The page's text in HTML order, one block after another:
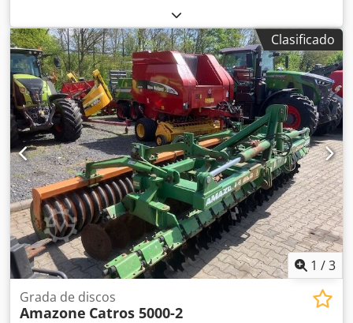
Clasificado
1 /3
Grada de discos
Amazone Catros 5000-2